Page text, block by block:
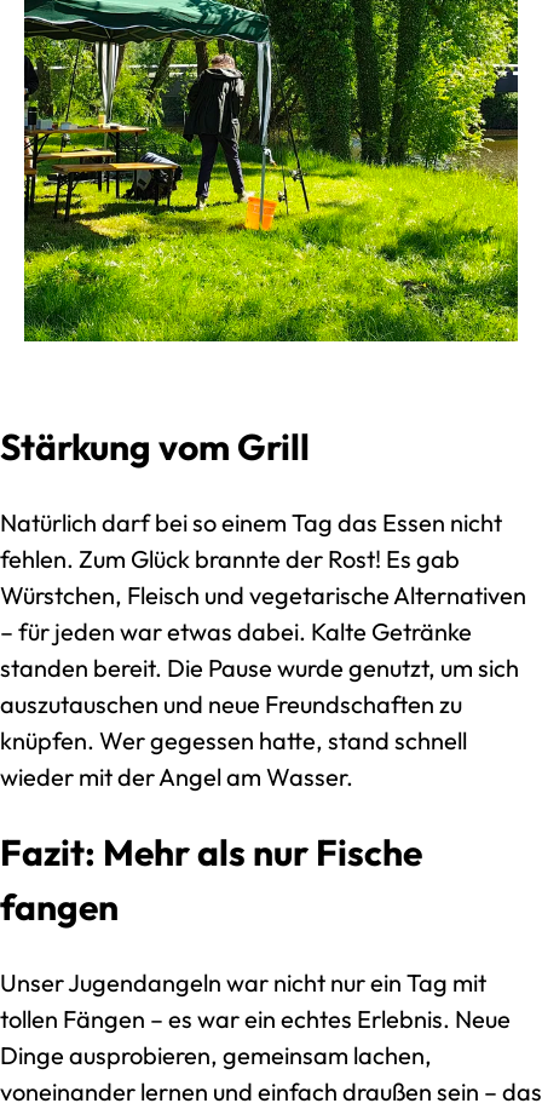
Stärkung vom Grill
Natürlich darf bei so einem Tag das Essen nicht
fehlen. Zum Glück brannte der Rost! Es gab
Würstchen, Fleisch und vegetarische Alternativen
– für jeden war etwas dabei. Kalte Getränke
standen bereit. Die Pause wurde genutzt, um sich
auszutauschen und neue Freundschaften zu
knüpfen. Wer gegessen hatte, stand schnell
wieder mit der Angel am Wasser.
Fazit: Mehr als nur Fische
fangen
Unser Jugendangeln war nicht nur ein Tag mit
tollen Fängen – es war ein echtes Erlebnis. Neue
Dinge ausprobieren, gemeinsam lachen,
voneinander lernen und einfach draußen sein – das